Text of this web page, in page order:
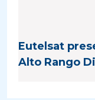
Eutelsat
Alto Rango